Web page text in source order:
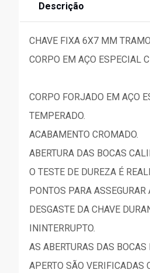
Descrição
CHAVE FIXA 6X7 MM
CORPO EM AÇO ESPECIAL
CORPO FORJADO EM AÇO
TEMPERADO.
ACABAMENTO CROMADO.
ABERTURA DAS BOCAS
O TESTE DE DUREZA É
PONTOS PARA ASSEGURAR
DESGASTE DA CHAVE
ININTERRUPTO.
AS ABERTURAS DAS BOCAS
APERTO SÃO VERIFICADAS